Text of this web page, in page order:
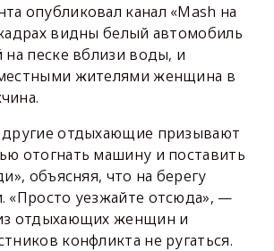
опубликовал канал «Mash на
видны белый автомобиль
на песке вблизи воды, и
жителями женщина в
отдыхающие призывают
отогнать машину и поставить
объясняя, что на берегу
«Просто уезжайте отсюда», —
отдыхающих женщин и
конфликта не ругаться.